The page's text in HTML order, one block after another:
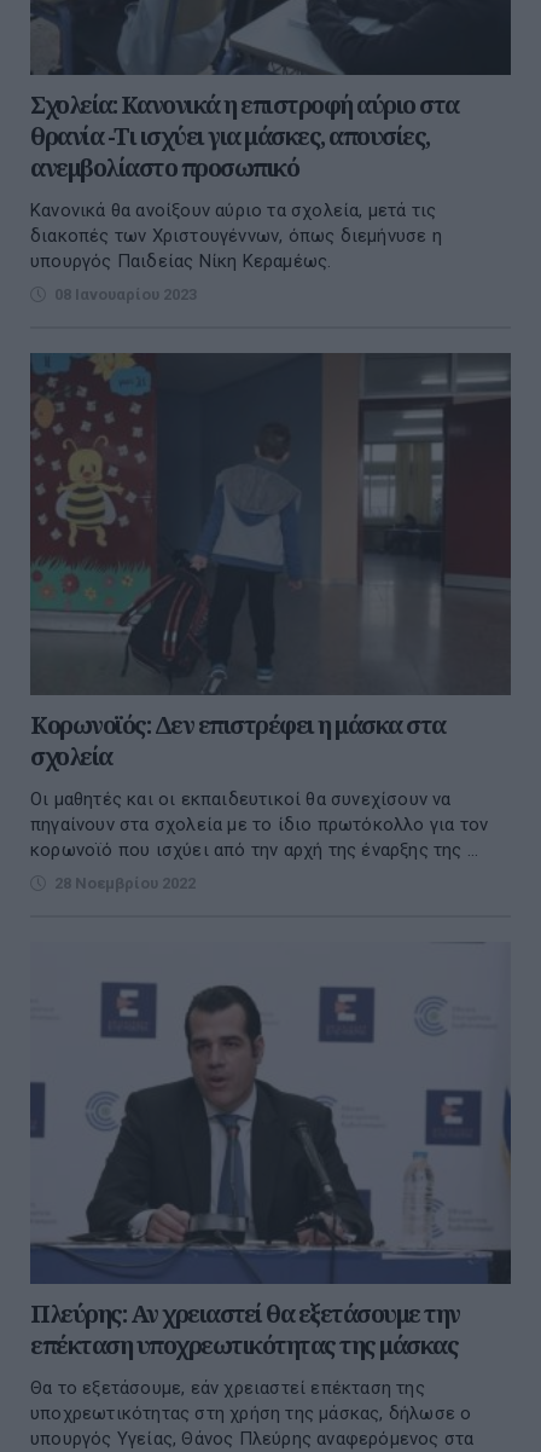
Σχολεία: Κανονικά η επιστροφή αύριο στα
θρανία -Τι ισχύει για μάσκες, απουσίες,
ανεμβολίαστο προσωπικό
Κανονικά θα ανοίξουν αύριο τα σχολεία, μετά τις
διακοπές των Χριστουγέννων, όπως διεμήνυσε η
υπουργός Παιδείας Νίκη Κεραμέως.
08 Ιανουαρίου 2023
Κορωνοϊός: Δεν επιστρέφει η μάσκα στα
σχολεία
Οι μαθητές και οι εκπαιδευτικοί θα συνεχίσουν να
πηγαίνουν στα σχολεία με το ίδιο πρωτόκολλο για τον
κορωνοϊό που ισχύει από την αρχή της έναρξης της ...
28 Νοεμβρίου 2022
Πλεύρης: Αν χρειαστεί θα εξετάσουμε την
επέκταση υποχρεωτικότητας της μάσκας
Θα το εξετάσουμε, εάν χρειαστεί επέκταση της
υποχρεωτικότητας στη χρήση της μάσκας, δήλωσε ο
υπουργός Υγείας, Θάνος Πλεύρης αναφερόμενος στα